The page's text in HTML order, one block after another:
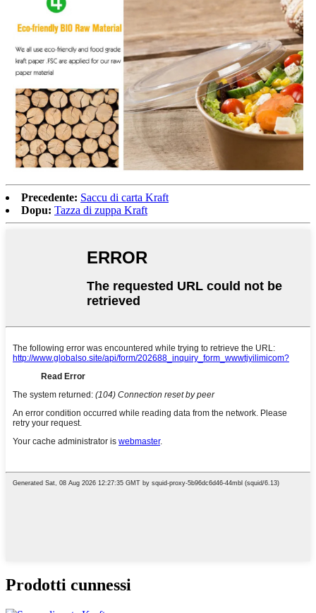
Precedente: Saccu di carta Kraft
Dopu: Tazza di zuppa Kraft
Prodotti cunnessi